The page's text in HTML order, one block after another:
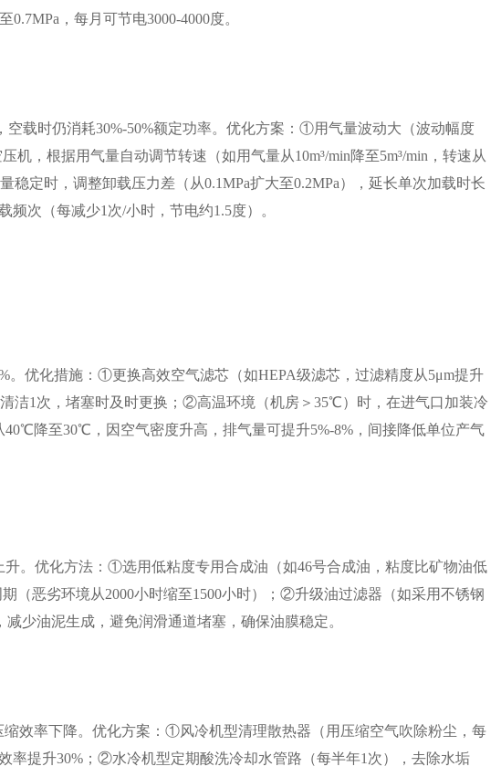
，每月可节电3000-4000度。
空载时仍消耗30%-50%额定功率。优化方案：①用气量波动大（波动幅度
机，根据用气量自动调节转速（如用气量从10m³/min降至5m³/min，转速从
稳定时，调整卸载压力差（从0.1MPa扩大至0.2MPa），延长单次加载时长
频次（每减少1次/小时，节电约1.5度）。
。优化措施：①更换高效空气滤芯（如HEPA级滤芯，过滤精度从5μm提升
洁1次，堵塞时及时更换；②高温环境（机房＞35℃）时，在进气口加装冷
降至30℃，因空气密度升高，排气量可提升5%-8%，间接降低单位产气
。优化方法：①选用低粘度专用合成油（如46号合成油，粘度比矿物油低
（恶劣环境从2000小时缩至1500小时）；②升级油过滤器（如采用不锈钢
少油泥生成，避免润滑通道堵塞，确保油膜稳定。
效率下降。优化方案：①风冷机型清理散热器（用压缩空气吹除粉尘，每
率提升30%；②水冷机型定期酸洗冷却水管路（每半年1次），去除水垢